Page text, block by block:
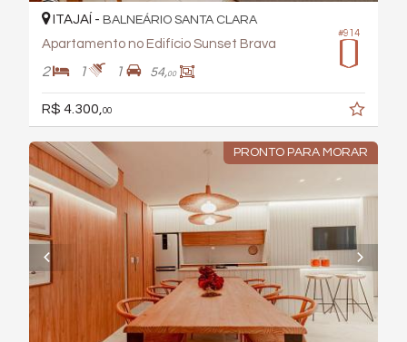
#914
ITAJAÍ - BALNEÁRIO SANTA CLARA
Apartamento no Edifício Sunset Brava
2 1 1 54,00
R$ 4.300, 00
PRONTO PARA MORAR